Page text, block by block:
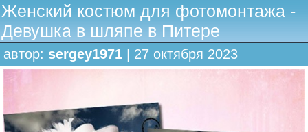
Женский костюм для фотомонтажа -
Девушка в шляпе в Питере
автор: sergey1971 | 27 октября 2023